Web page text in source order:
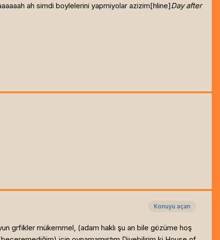
ah simdi boylelerini yapmiyolar azizim[hline]Day after
Konuyu açan
grfikler mükemmel, (adam haklı şu an bile gözüme hoş